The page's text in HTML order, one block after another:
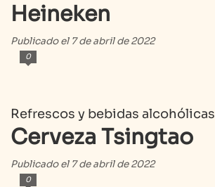
Heineken
Publicado el 7 de abril de 2022
0
Refrescos y bebidas alcohólicas
Cerveza Tsingtao
Publicado el 7 de abril de 2022
0